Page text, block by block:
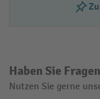
Haben Sie
Nutzen Sie gerne